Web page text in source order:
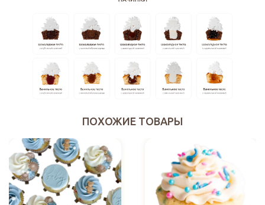
ПОХОЖИЕ ТОВАРЫ